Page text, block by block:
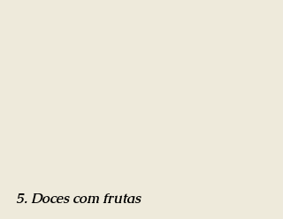
5. Doces com frutas